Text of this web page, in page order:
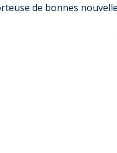
de bonnes